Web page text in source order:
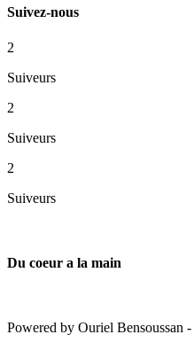
Suivez-nous
2
Suiveurs
2
Suiveurs
2
Suiveurs
Du coeur a la main
Powered by Ouriel Bensoussan -